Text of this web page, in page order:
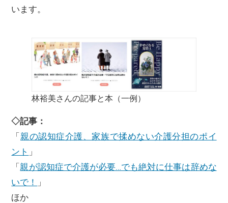
います。
林裕美さんの記事と本（一例）
◇記事：
「親の認知症介護、家族で揉めない介護分担のポイ
ント 」
「親が認知症で介護が必要…でも絶対に仕事は辞めな
いで！
」
ほか